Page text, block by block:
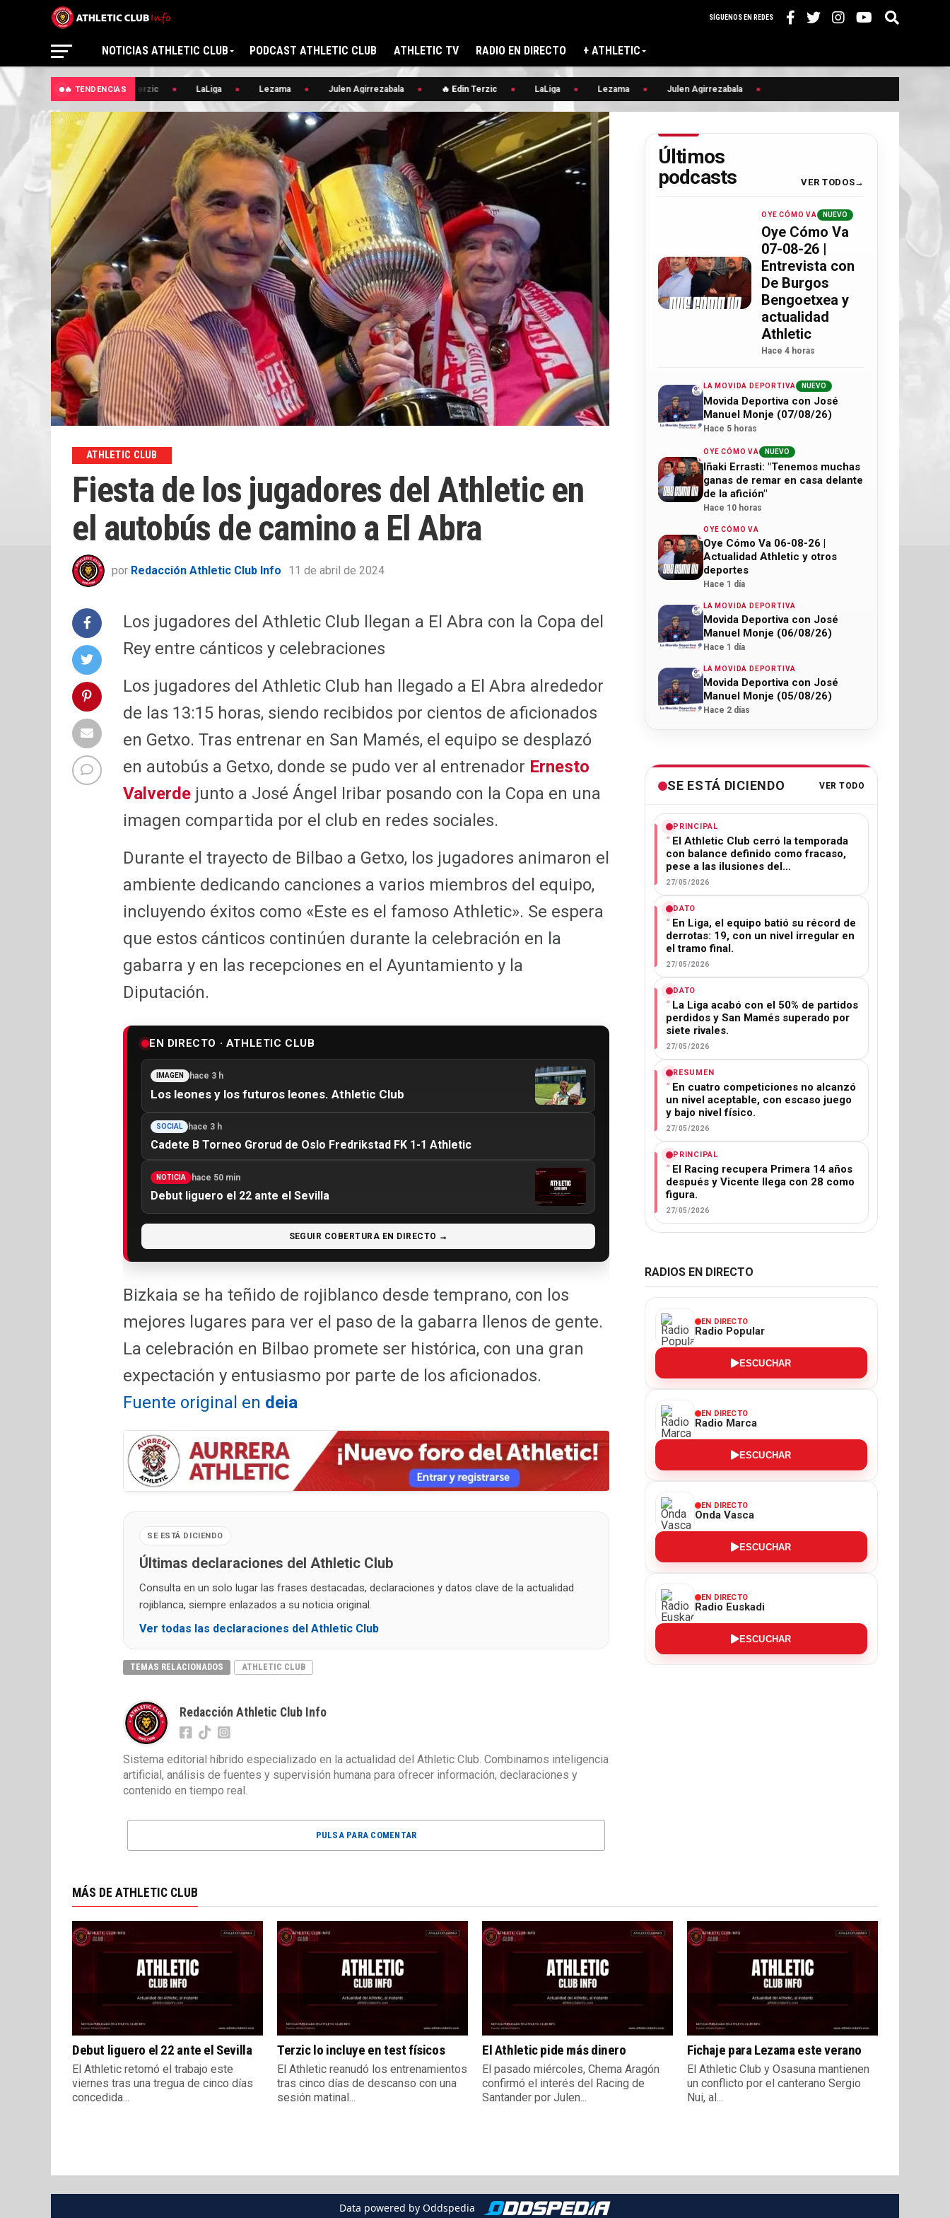
SÍGUENOS EN REDES
NOTICIAS ATHLETIC CLUB PODCAST ATHLETIC CLUB ATHLETIC TV RADIO EN DIRECTO + ATHLETIC
🔥 TENDENCIAS
🔥 Edin Terzic LaLiga Lezama Julen Agirrezabala 🔥 Edin Terzic LaLiga Lezama Julen Agirrezabala
ATHLETIC CLUB
Fiesta de los jugadores del Athletic en
el autobús de camino a El Abra
por Redacción Athletic Club Info 11 de abril de 2024
Los jugadores del Athletic Club llegan a El Abra con la Copa del
Rey entre cánticos y celebraciones
Los jugadores del Athletic Club han llegado a El Abra alrededor
de las 13:15 horas, siendo recibidos por cientos de aficionados
en Getxo. Tras entrenar en San Mamés, el equipo se desplazó
en autobús a Getxo, donde se pudo ver al entrenador Ernesto
Valverde junto a José Ángel Iribar posando con la Copa en una
imagen compartida por el club en redes sociales.
Durante el trayecto de Bilbao a Getxo, los jugadores animaron el
ambiente dedicando canciones a varios miembros del equipo,
incluyendo éxitos como «Este es el famoso Athletic». Se espera
que estos cánticos continúen durante la celebración en la
gabarra y en las recepciones en el Ayuntamiento y la
Diputación.
EN DIRECTO · ATHLETIC CLUB
IMAGEN hace 3 h
Los leones y los futuros leones. Athletic Club
SOCIAL hace 3 h
Cadete B Torneo Grorud de Oslo Fredrikstad FK 1-1 Athletic
NOTICIA hace 50 min
Debut liguero el 22 ante el Sevilla
SEGUIR COBERTURA EN DIRECTO →
Bizkaia se ha teñido de rojiblanco desde temprano, con los
mejores lugares para ver el paso de la gabarra llenos de gente.
La celebración en Bilbao promete ser histórica, con una gran
expectación y entusiasmo por parte de los aficionados.
Fuente original en deia
SE ESTÁ DICIENDO
Últimas declaraciones del Athletic Club
Consulta en un solo lugar las frases destacadas, declaraciones y datos clave de la actualidad
rojiblanca, siempre enlazados a su noticia original.
Ver todas las declaraciones del Athletic Club
TEMAS RELACIONADOS ATHLETIC CLUB
Redacción Athletic Club Info
Sistema editorial híbrido especializado en la actualidad del Athletic Club. Combinamos inteligencia
artificial, análisis de fuentes y supervisión humana para ofrecer información, declaraciones y
contenido en tiempo real.
PULSA PARA COMENTAR
Últimos
podcasts
VER TODOS
OYE CÓMO VA NUEVO
Oye Cómo Va
07-08-26 |
Entrevista con
De Burgos
Bengoetxea y
actualidad
Athletic
Hace 4 horas
LA MOVIDA DEPORTIVA NUEVO
Movida Deportiva con José
Manuel Monje (07/08/26)
Hace 5 horas
OYE CÓMO VA NUEVO
Iñaki Errasti: "Tenemos muchas
ganas de remar en casa delante
de la afición"
Hace 10 horas
OYE CÓMO VA
Oye Cómo Va 06-08-26 |
Actualidad Athletic y otros
deportes
Hace 1 día
LA MOVIDA DEPORTIVA
Movida Deportiva con José
Manuel Monje (06/08/26)
Hace 1 día
LA MOVIDA DEPORTIVA
Movida Deportiva con José
Manuel Monje (05/08/26)
Hace 2 días
SE ESTÁ DICIENDO VER TODO
PRINCIPAL
El Athletic Club cerró la temporada
con balance definido como fracaso,
pese a las ilusiones del…
27/05/2026
DATO
En Liga, el equipo batió su récord de
derrotas: 19, con un nivel irregular en
el tramo final.
27/05/2026
DATO
La Liga acabó con el 50% de partidos
perdidos y San Mamés superado por
siete rivales.
27/05/2026
RESUMEN
En cuatro competiciones no alcanzó
un nivel aceptable, con escaso juego
y bajo nivel físico.
27/05/2026
PRINCIPAL
El Racing recupera Primera 14 años
después y Vicente llega con 28 como
figura.
27/05/2026
RADIOS EN DIRECTO
EN DIRECTO
Radio Popular
ESCUCHAR
EN DIRECTO
Radio Marca
ESCUCHAR
EN DIRECTO
Onda Vasca
ESCUCHAR
EN DIRECTO
Radio Euskadi
ESCUCHAR
MÁS DE ATHLETIC CLUB
Debut liguero el 22 ante el Sevilla
El Athletic retomó el trabajo este
viernes tras una tregua de cinco días
concedida...
Terzic lo incluye en test físicos
El Athletic reanudó los entrenamientos
tras cinco días de descanso con una
sesión matinal...
El Athletic pide más dinero
El pasado miércoles, Chema Aragón
confirmó el interés del Racing de
Santander por Julen...
Fichaje para Lezama este verano
El Athletic Club y Osasuna mantienen
un conflicto por el canterano Sergio
Nui, al...
Data powered by Oddspedia